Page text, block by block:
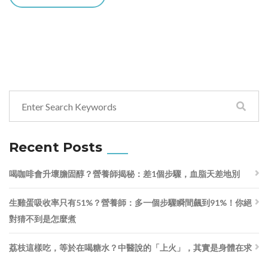
Recent Posts
喝咖啡會升壞膽固醇？營養師揭秘：差1個步驟，血脂天差地別
生雞蛋吸收率只有51%？營養師：多一個步驟瞬間飆到91%！你絕
對猜不到是怎麼煮
荔枝這樣吃，等於在喝糖水？中醫說的「上火」，其實是身體在求